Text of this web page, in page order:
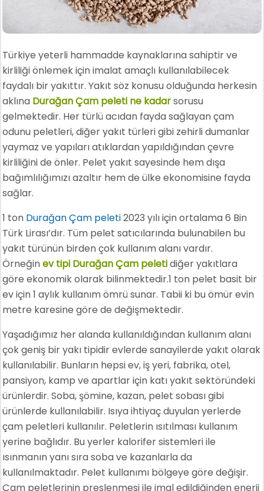
Türkiye yeterli hammadde kaynaklarına sahiptir ve
kirliliği önlemek için imalat amaçlı kullanılabilecek
faydalı bir yakıttır. Yakıt söz konusu olduğunda herkesin
aklına Durağan Çam peleti ne kadarsorusu
gelmektedir. Her türlü acıdan fayda sağlayan çam
odunu peletleri, diğer yakıt türleri gibi zehirli dumanlar
yaymaz ve yapıları atıklardan yapıldığından çevre
kirliliğini de önler. Pelet yakıt sayesinde hem dışa
bağımlılığımızı azaltır hem de ülke ekonomisine fayda
sağlar.
1 ton Durağan Çam peleti2023 yılı için ortalama 6 Bin
Türk Lirası’dır. Tüm pelet satıcılarında bulunabilen bu
yakıt türünün birden çok kullanım alanı vardır.
Örneğinev tipi Durağan Çam peletidiğer yakıtlara
göre ekonomik olarak bilinmektedir.1 ton pelet basit bir
ev için 1 aylık kullanım ömrü sunar. Tabii ki bu ömür evin
metre karesine göre de değişmektedir.
Yaşadığımız her alanda kullanıldığından kullanım alanı
çok geniş bir yakı tipidir evlerde sanayilerde yakıt olarak
kullanılabilir. Bunların hepsi ev, iş yeri, fabrika, otel,
pansiyon, kamp ve apartlar için katı yakıt sektöründeki
ürünlerdir. Soba, şömine, kazan, pelet sobası gibi
ürünlerde kullanılabilir. Isıya ihtiyaç duyulan yerlerde
çam peletleri kullanılır. Peletlerin ısıtılması kullanım
yerine bağlıdır. Bu yerler kalorifer sistemleri ile
ısınmanın yanı sıra soba ve kazanlarla da
kullanılmaktadır. Pelet kullanımı bölgeye göre değişir.
Çam peletlerinin preslenmesi ile imal edildiğinden enerji